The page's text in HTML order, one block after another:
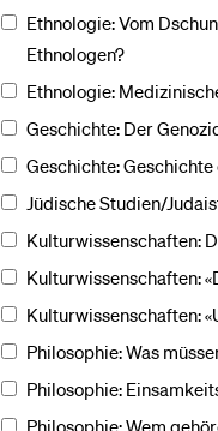
Ethnologie: Vom
Ethnologen?
Ethnologie:
Geschichte: Der
Geschichte:
Jüdische Studien/
Kulturwissenschaften:
Kulturwissenschaften:
Kulturwissenschaften:
Philosophie: Was
Philosophie:
Philosophie: Wem